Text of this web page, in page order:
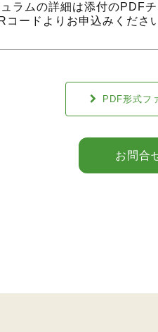
の詳細は添付のPDFチ
ードよりお申込みくださ
PDF形式フ
お問合